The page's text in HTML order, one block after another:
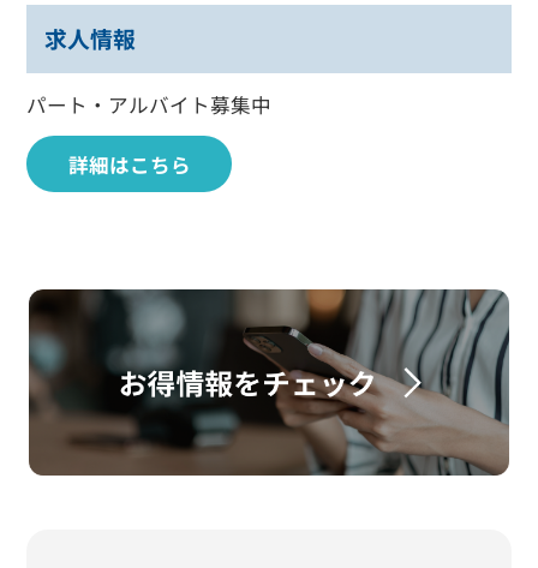
求人情報
パート・アルバイト募集中
詳細はこちら